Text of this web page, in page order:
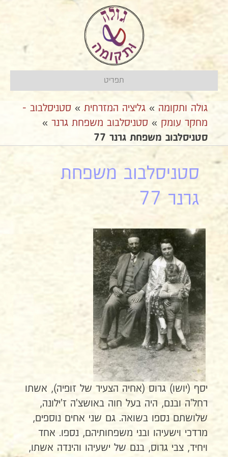
תפריט
גולה ותקומה » גליציה המזרחית » סטניסלבוב -
מחקר עומק » סטניסלבוב משפחת גרנר »
סטניסלבוב משפחת גרנר 77
סטניסלבוב משפחת
גרנר 77
יסף (יושו) גרוס (אחיה הצעיר של זופיה), אשתו
רחל'ה ובנם, היה בעל חוה באושצ'ה ז'ילונה,
שלושתם נספו בשואה. גם שני אחים נוספים,
מרדכי וישעיהו ובני משפחותיהם, נספו. אחד
ויחיד, צבי גרוס, בנם של ישעיהו והינדה אשתו,